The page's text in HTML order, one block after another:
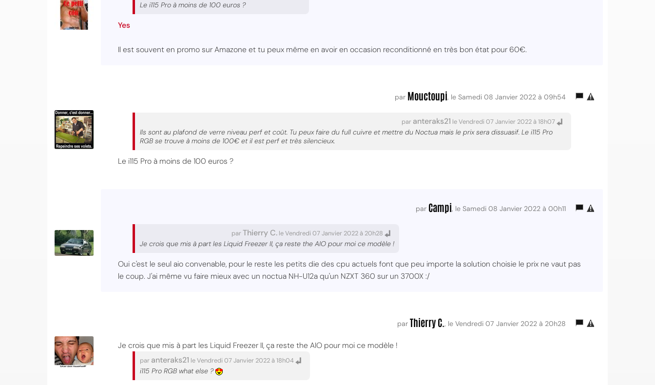
Le i115 Pro à moins de 100 euros ?
Yes
Il est souvent en promo sur Amazone et tu peux même en avoir en occasion reconditionné en très bon état pour 60€.
par Mouctoupi, le Samedi 08 Janvier 2022 à 09h54
par anteraks21 le Vendredi 07 Janvier 2022 à 18h07
Ils sont au plafond de verre niveau perf et coût. Tu peux faire du full cuivre et mettre du Noctua mais le prix sera dissuasif. Le i115 Pro
RGB se trouve à moins de 100€ et il est perf et très silencieux.
Le i115 Pro à moins de 100 euros ?
par Campi, le Samedi 08 Janvier 2022 à 00h11
parThierry C. le Vendredi 07 Janvier 2022 à 20h28
Je crois que mis à part les Liquid Freezer II, ça reste the AIO pour moi ce modèle !
Oui c'est le seul aio convenable, pour le reste les petits die des cpu actuels font que peu importe la solution choisie le prix ne vaut pas
le coup. J'ai même vu faire mieux avec un noctua NH-U12a qu'un NZXT 360 sur un 3700X :/
par Thierry C. , le Vendredi 07 Janvier 2022 à 20h28
Je crois que mis à part les Liquid Freezer II, ça reste the AIO pour moi ce modèle !
par anteraks21 le Vendredi 07 Janvier 2022 à 18h04
i115 Pro RGB what else ?